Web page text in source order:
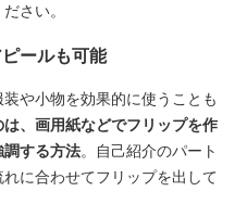
さい。
ールも可能
や小物を効果的に使うことも
、画用紙などでフリップを作
調する方法。自己紹介のパート
に合わせてフリップを出して